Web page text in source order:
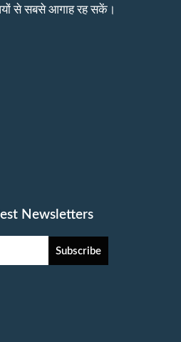
से सबसे आगाह रह सकें।
Newsletters
Subscribe